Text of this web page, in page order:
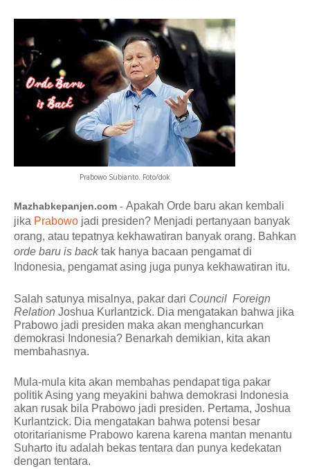
Prabowo Subianto. Foto/dok
Mazhabkepanjen.com - Apakah Orde baru akan kembali
jika Prabowo jadi presiden? Menjadi pertanyaan banyak
orang, atau tepatnya kekhawatiran banyak orang. Bahkan
orde baru is backtak hanya bacaan pengamat di
Indonesia, pengamat asing juga punya kekhawatiran itu.
Salah satunya misalnya, pakar dari Council Foreign
Relation Joshua Kurlantzick. Dia mengatakan bahwa jika
Prabowo jadi presiden maka akan menghancurkan
demokrasi Indonesia? Benarkah demikian, kita akan
membahasnya.
Mula-mula kita akan membahas pendapat tiga pakar
politik Asing yang meyakini bahwa demokrasi Indonesia
akan rusak bila Prabowo jadi presiden. Pertama, Joshua
Kurlantzick. Dia mengatakan bahwa potensi besar
otoritarianisme Prabowo karena karena mantan menantu
Suharto itu adalah bekas tentara dan punya kedekatan
dengan tentara.